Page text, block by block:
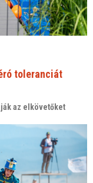
toleranciát
az elkövetőket